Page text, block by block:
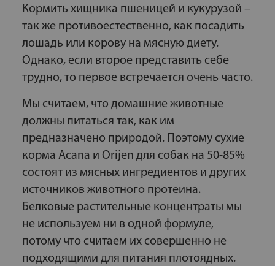
Кормить хищника пшеницей и кукурузой –
так же противоестественно, как посадить
лошадь или корову на мясную диету.
Однако, если второе представить себе
трудно, то первое встречается очень часто.
Мы считаем, что домашние животные
должны питаться так, как им
предназначено природой. Поэтому сухие
корма Acana и Orijen для собак на 50-85%
состоят из мясных ингредиентов и других
источников животного протеина.
Белковые растительные концентраты мы
не используем ни в одной формуле,
потому что считаем их совершенно не
подходящими для питания плотоядных.